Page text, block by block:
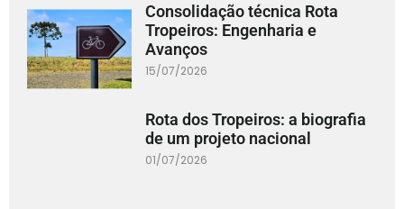
Consolidação técnica Rota
Tropeiros: Engenharia e
Avanços
15/07/2026
Rota dos Tropeiros: a biografia
de um projeto nacional
01/07/2026